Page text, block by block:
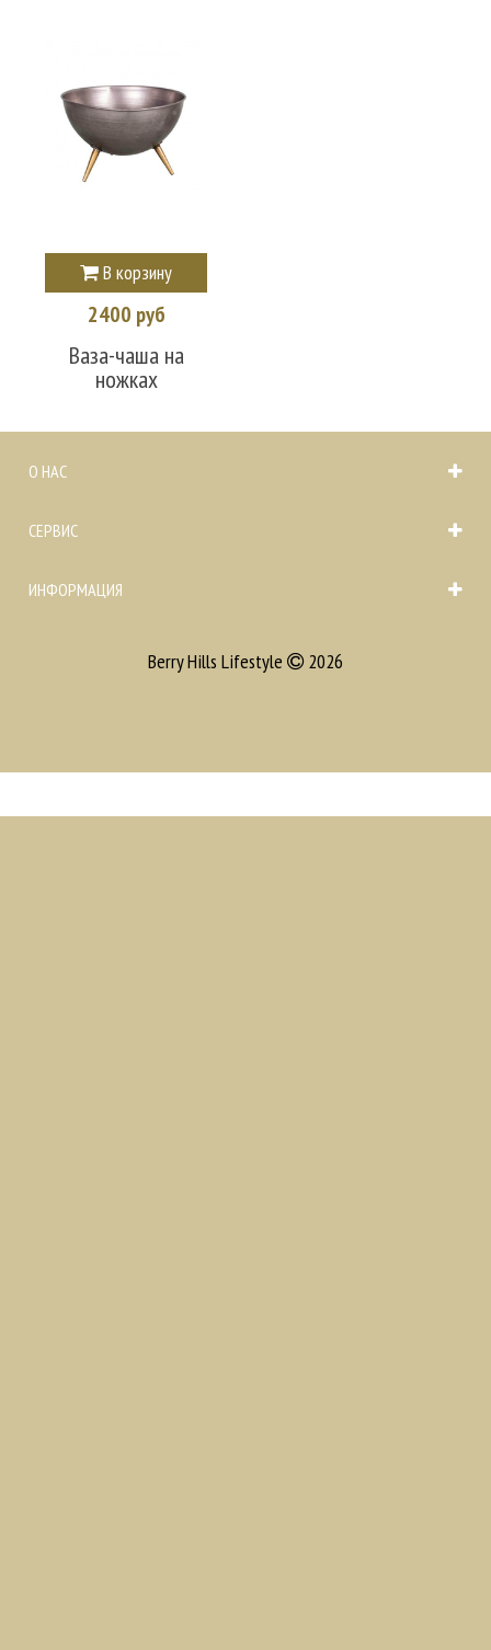
В корзину
2400 руб
Ваза-чаша на
ножках
О НАС
СЕРВИС
ИНФОРМАЦИЯ
Berry Hills Lifestyle 2026